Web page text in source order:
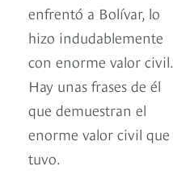
enfrentó a Bolívar, lo
hizo indudablemente
con enorme valor civil.
Hay unas frases de él
que demuestran el
enorme valor civil que
tuvo.